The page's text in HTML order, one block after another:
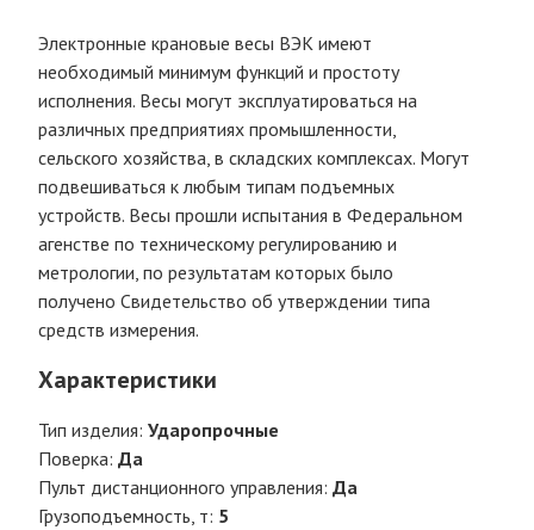
Электронные крановые весы ВЭК имеют
необходимый минимум функций и простоту
исполнения. Весы могут эксплуатироваться на
различных предприятиях промышленности,
сельского хозяйства, в складских комплексах. Могут
подвешиваться к любым типам подъемных
устройств. Весы прошли испытания в Федеральном
агенстве по техническому регулированию и
метрологии, по результатам которых было
получено Свидетельство об утверждении типа
средств измерения.
Характеристики
Тип изделия: Ударопрочные
Поверка: Да
Пульт дистанционного управления: Да
Грузоподъемность, т: 5